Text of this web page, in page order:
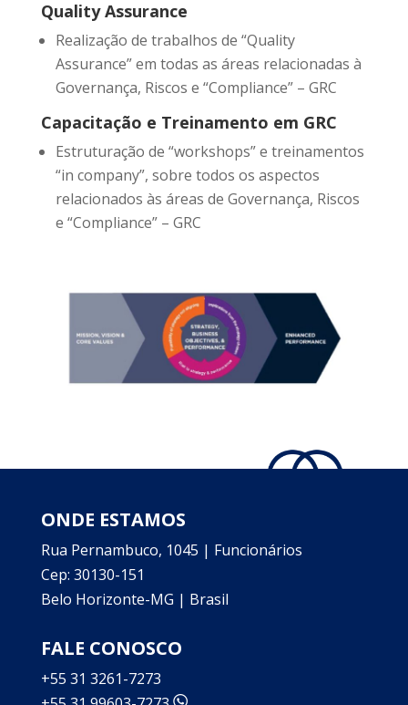
Quality Assurance
Realização de trabalhos de “Quality
Assurance” em todas as áreas relacionadas à
Governança, Riscos e “Compliance” – GRC
Capacitação e Treinamento em GRC
Estruturação de “workshops” e treinamentos
“in company”, sobre todos os aspectos
relacionados às áreas de Governança, Riscos
e “Compliance” – GRC
ONDE ESTAMOS
Rua Pernambuco, 1045 | Funcionários
Cep: 30130-151
Belo Horizonte-MG | Brasil
FALE CONOSCO
+55 31 3261-7273